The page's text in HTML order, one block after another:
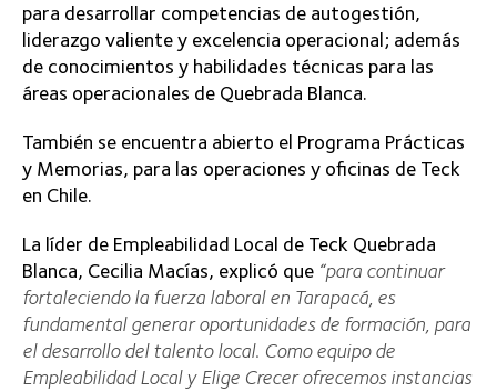
para desarrollar competencias de autogestión,
liderazgo valiente y excelencia operacional; además
de conocimientos y habilidades técnicas para las
áreas operacionales de Quebrada Blanca.
También se encuentra abierto el Programa Prácticas
y Memorias, para las operaciones y oficinas de Teck
en Chile.
La líder de Empleabilidad Local de Teck Quebrada
Blanca, Cecilia Macías, explicó que “para continuar
fortaleciendo la fuerza laboral en Tarapacá, es
fundamental generar oportunidades de formación, para
el desarrollo del talento local. Como equipo de
Empleabilidad Local y Elige Crecer ofrecemos instancias